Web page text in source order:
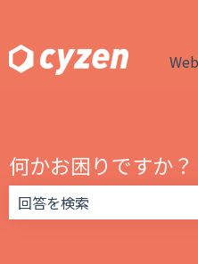
何かお困りですか？